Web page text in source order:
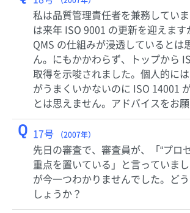
私は品質管理責任者を兼務してい
は来年 ISO 9001 の更新を迎えます
QMS の仕組みが浸透しているとは
ん。にもかかわらず、トップから
取得を示唆されました。個人的に
がうまくいかないのに ISO 14001
とは思えません。アドバイスをお願
Q 17号 （2007年）
先日の審査で、審査員が、「“プロ
重点を置いている」と言っていま
が今一つわかりませんでした。ど
しょうか？